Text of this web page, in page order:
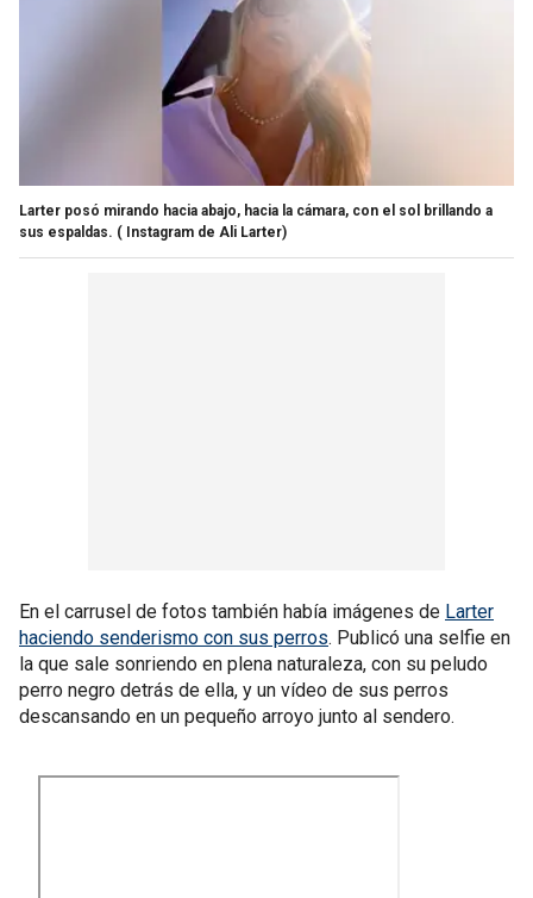
Larter posó mirando hacia abajo, hacia la cámara, con el sol brillando a
sus espaldas. ( Instagram de Ali Larter)
En el carrusel de fotos también había imágenes de Larter
haciendo senderismo con sus perros. Publicó una selfie en
la que sale sonriendo en plena naturaleza, con su peludo
perro negro detrás de ella, y un vídeo de sus perros
descansando en un pequeño arroyo junto al sendero.